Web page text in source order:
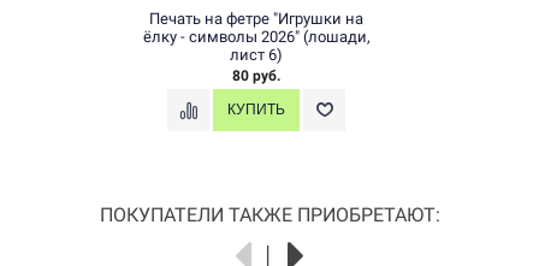
Печать на фетре "Игрушки на
ёлку - символы 2026" (лошади,
лист 6)
80 руб.
ПОКУПАТЕЛИ ТАКЖЕ ПРИОБРЕТАЮТ: